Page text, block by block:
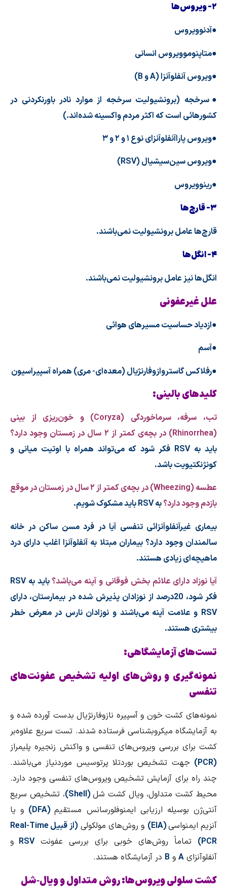
۲- ویروس‌ها
●آدنوویروس
●متاپنوموویروس انسانی
●ویروس آنفلوآنزا (AوB
)
●سرخجه (برونشیولیت سرخجه از موارد نادر باورنکردنی در
کشورهائی است که اکثر مردم واکسینه شده‌اند.)
●ویروس پاراآنفلوآنزای نوع ۱ و ۲ و ۳
●ویروس سین‌سیشیال (RSV
)
●رینوویروس
۳- قارچ‌ها
قارچ‌ها عامل برونشیولیت نمی‌باشند.
۴- انگل‌ها
انگل‌ها نیز عامل برونشیولیت نمی‌باشند.
علل غیرعفونی
●ازدیاد حساسیت مسیرهای هوائی
●آسم
●رفلاکس گاستروازوفارنژیال (معده‌ای- مری) همراه آسپیراسیون
کلید‌های بالینی:
تب، سرفه، سرماخوردگی (Coryza) و خون‌ریزی از بینی
(
Rhinorrhea) در بچه‌ی کمتر از ۲ سال در زمستان وجود دارد؟
باید بهRSV فکر شود که می‌تواند همراه با اوتیت میانی و
کونژنکتیویت باشد.
عطسه (Wheezing
) در بچه‌ی کمتر از ۲ سال در زمستان در موقع
بازدم وجود دارد؟بهRSVباید مشکوک شویم.
بیماری غیرآنفلوآنزائی تنفسی آیا در فرد مسن ساکن در خانه
سالمندان وجود دارد؟ بیماران مبتلا به آنفلوآنزا اغلب دارای درد
ماهیچه‌ای زیادی هستند.
آیا نوزاد دارای علائم بخش فوقانی و آپنه می‌باشد؟ باید بهRSV
فکر شود، 20درصد از نوزادان پذیرش شده در بیمارستان‌، دارای
RSV و علامت آپنه می‌باشند و نوزادان نارس در معرض خطر
بیشتری هستند.
تست‌های آزمایشگاهی:
نمونه‌گیری و روش‌های اولیه تشخیص عفونت‌های
تنفسی
نمونه‌های کشت خون و آسپیره نازوفارنژیال بدست آورده شده و
به آزمایشگاه میکروبشناسی فرستاده شدند. تست سریع علاوه‌بر
کشت برای بررسی ویروس‌های تنفسی و واکنش زنجیره پلیمراز
(
PCR
) جهت تشخیص بوردتلا پرتوسیس موردنیاز می‌باشند.
چند راه برای آزمایش تشخیص ویروس‌های تنفسی وجود دارد.
محیط کشت متداول، ویال کشت شل(
Shell
)، تشخیص سریع
آنتی‌ژن بوسیله ارزیابی ایمنوفلورسانس مستقیم(
DFA
) و یا
آنزیم ایمنواسی(
EIA
) و روش‌های مولکولی(از قبیلReal-Time
PCR
) تماماً روش‌های خوبی برای بررسی عفونتRSV و
آنفلوآنزای A و B در آزمایشگاه هستند.
کشت سلولی ویروس‌ها: روش متداول و ویال‑شل